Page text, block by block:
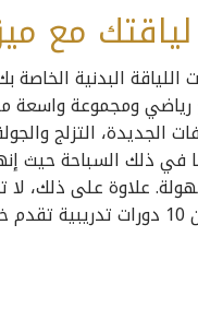
مع
من 100 وضع رياضي
علاوة على ذلك،